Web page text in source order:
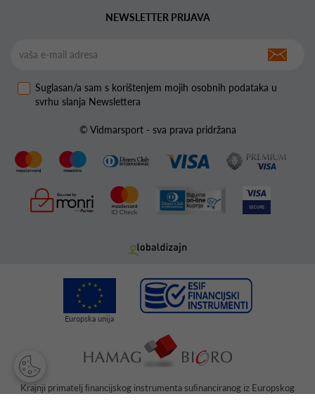
NEWSLETTER PRIJAVA
Suglasan/a sam s korištenjem mojih osobnih podataka u
svrhu slanja Newslettera
© Vidmarsport - sva prava pridržana
Krajnji primatelj ﬁnancijskog instrumenta suﬁnanciranog iz Europskog